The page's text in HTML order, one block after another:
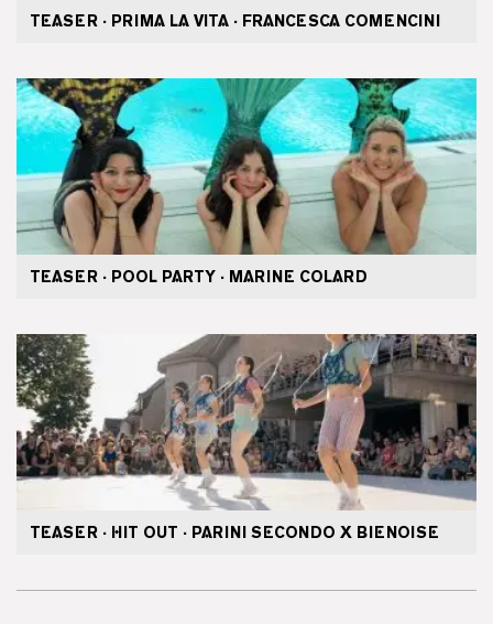
TEASER · PRIMA LA VITA · FRANCESCA COMENCINI
TEASER · POOL PARTY · MARINE COLARD
TEASER · HIT OUT · PARINI SECONDO X BIENOISE